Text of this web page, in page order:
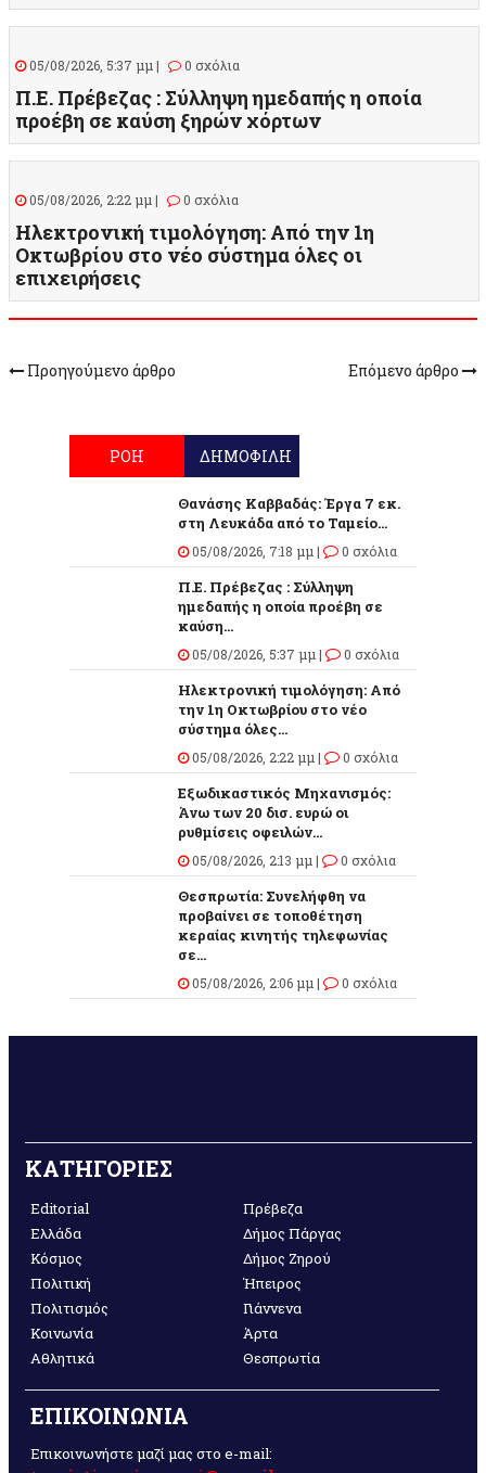
05/08/2026, 5:37 μμ | 0 σχόλια
Π.Ε. Πρέβεζας : Σύλληψη ημεδαπής η οποία
προέβη σε καύση ξηρών χόρτων
05/08/2026, 2:22 μμ | 0 σχόλια
Ηλεκτρονική τιμολόγηση: Από την 1η
Οκτωβρίου στο νέο σύστημα όλες οι
επιχειρήσεις
Προηγούμενο άρθρο Επόμενο άρθρο
ΡΟΗ ΔΗΜΟΦΙΛΗ
Θανάσης Καββαδάς: Έργα 7 εκ.
στη Λευκάδα από το Ταμείο...
05/08/2026, 7:18 μμ | 0 σχόλια
Π.Ε. Πρέβεζας : Σύλληψη
ημεδαπής η οποία προέβη σε
καύση...
05/08/2026, 5:37 μμ | 0 σχόλια
Ηλεκτρονική τιμολόγηση: Από
την 1η Οκτωβρίου στο νέο
σύστημα όλες...
05/08/2026, 2:22 μμ | 0 σχόλια
Εξωδικαστικός Μηχανισμός:
Άνω των 20 δισ. ευρώ οι
ρυθμίσεις οφειλών...
05/08/2026, 2:13 μμ | 0 σχόλια
Θεσπρωτία: Συνελήφθη να
προβαίνει σε τοποθέτηση
κεραίας κινητής τηλεφωνίας
σε...
05/08/2026, 2:06 μμ | 0 σχόλια
ΚΑΤΗΓΟΡΙΕΣ
Editorial
Ελλάδα
Κόσμος
Πολιτική
Πολιτισμός
Κοινωνία
Αθλητικά
Πρέβεζα
Δήμος Πάργας
Δήμος Ζηρού
Ήπειρος
Γιάννενα
Άρτα
Θεσπρωτία
ΕΠΙΚΟΙΝΩΝΙΑ
Επικοινωνήστε μαζί μας στο e-mail: